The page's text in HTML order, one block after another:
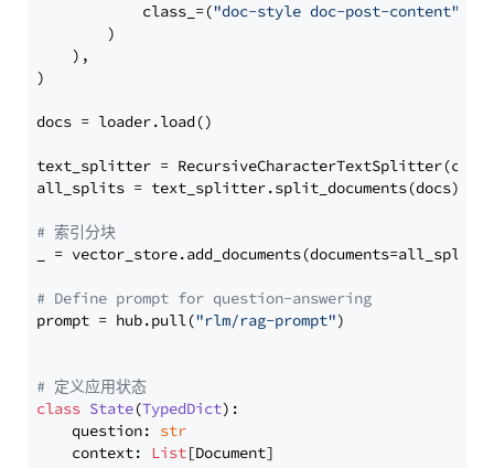
            class_=(
"doc-style doc-post-content"
        )
    ),
)
docs = loader.load()
text_splitter =
all_splits = text_splitter.split_documents(docs)
# 索引分块
_ = vector_store.add_documents(documents=all_splits)
# Define prompt for question-answering
prompt = hub.pull("rlm/rag-prompt")
# 定义应用状态
class State(TypedDict):
    question:
str
    context:
List[Document]